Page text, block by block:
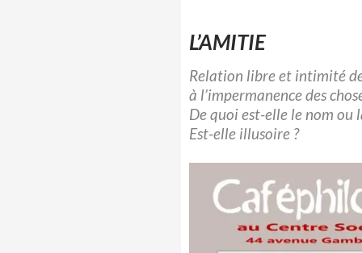
L’AMITIE
Relation libre et intimité
à l’impermanence des
De quoi est-elle le nom ou
Est-elle illusoire ?